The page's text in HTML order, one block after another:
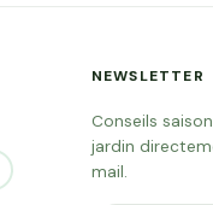
NEWSLETTER
Conseils
jardin
mail.